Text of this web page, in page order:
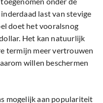
last van stevige
doet het vooralsnog
Het kan natuurlijk
termijn meer vertrouwen
willen beschermen
mogelijk aan populariteit